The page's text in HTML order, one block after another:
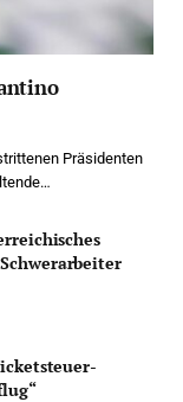
Präsidenten